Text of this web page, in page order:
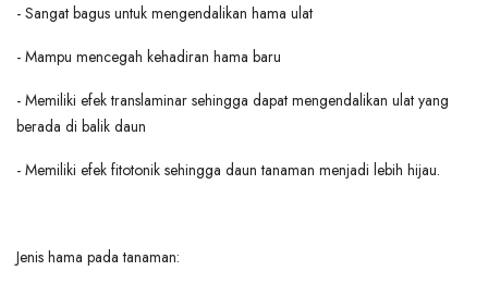
- Sangat bagus untuk mengendalikan hama ulat
- Mampu mencegah kehadiran hama baru
- Memiliki efek translaminar sehingga dapat mengendalikan ulat yang
berada di balik daun
- Memiliki efek fitotonik sehingga daun tanaman menjadi lebih hijau.
Jenis hama pada tanaman: